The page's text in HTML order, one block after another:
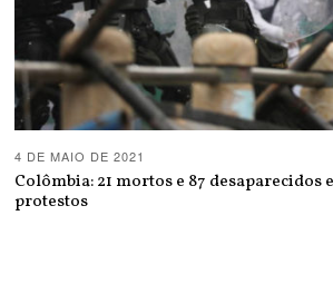
4 DE MAIO DE 2021
Colômbia: 21 mortos e 87 desaparecidos
protestos